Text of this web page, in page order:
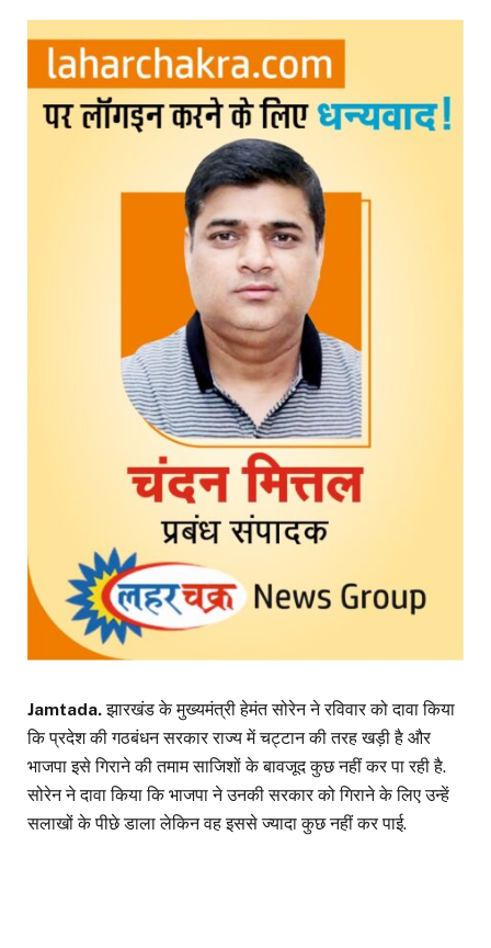
Jamtada.झारखंड के मुख्यमंत्री हेमंत सोरेन ने रविवार को दावा किया
कि प्रदेश की गठबंधन सरकार राज्य में चट्टान की तरह खड़ी है और
भाजपा इसे गिराने की तमाम साजिशों के बावजूद कुछ नहीं कर पा रही है.
सोरेन ने दावा किया कि भाजपा ने उनकी सरकार को गिराने के लिए उन्हें
सलाखों के पीछे डाला लेकिन वह इससे ज्यादा कुछ नहीं कर पाई.